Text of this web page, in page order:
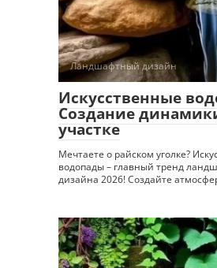
Ландшафтный дизайн
Искусственные
Создание
участке
Мечтаете о райском уголке?
водопады – главный тренд
дизайна 2026! Создайте